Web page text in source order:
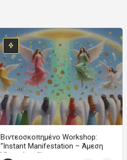
Βιντεοσκοπημένο Workshop:
“Instant Manifestation – Άμεση
Υλοποίηση”!